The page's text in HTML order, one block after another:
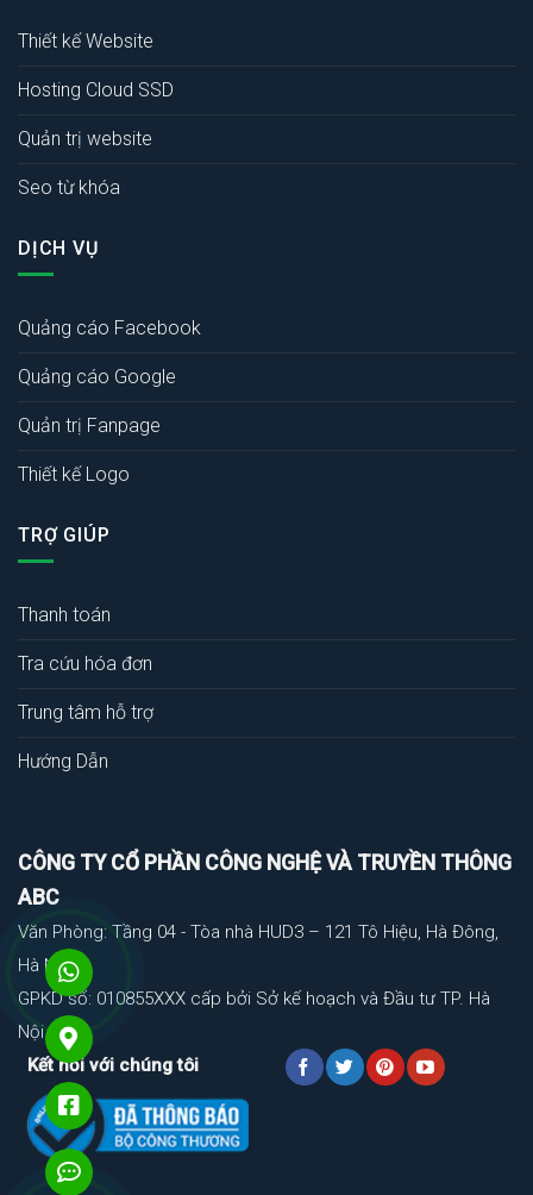
Thiết kế Website
Hosting Cloud SSD
Quản trị website
Seo từ khóa
DỊCH VỤ
Quảng cáo Facebook
Quảng cáo Google
Quản trị Fanpage
Thiết kế Logo
TRỢ GIÚP
Thanh toán
Tra cứu hóa đơn
Trung tâm hỗ trợ
Hướng Dẫn
CÔNG TY CỔ PHẦN CÔNG NGHỆ VÀ TRUYỀN THÔNG
ABC
Văn Phòng: Tầng 04 - Tòa nhà HUD3 – 121 Tô Hiệu, Hà Đông,
Hà Nội
GPKD số: 010855XXX cấp bởi Sở kế hoạch và Đầu tư TP. Hà
Nội
Kết nối với chúng tôi